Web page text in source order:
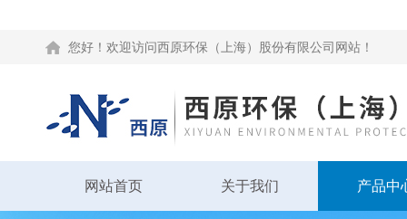
您好！欢迎访问西原环保（上海）股份有限公司网站！
网站首页 关于我们 产品中